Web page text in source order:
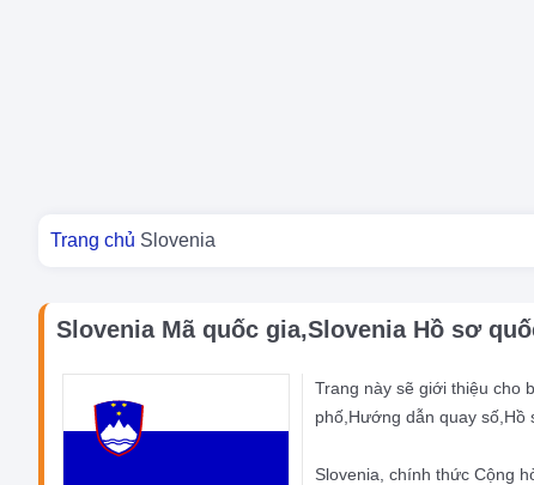
Bạn đang ở đây
Trang chủ Slovenia
Slovenia Mã quốc gia,Slovenia Hồ sơ
Trang này sẽ giới thiệu cho
phố,Hướng dẫn quay số,Hồ
Slovenia, chính thức Cộng